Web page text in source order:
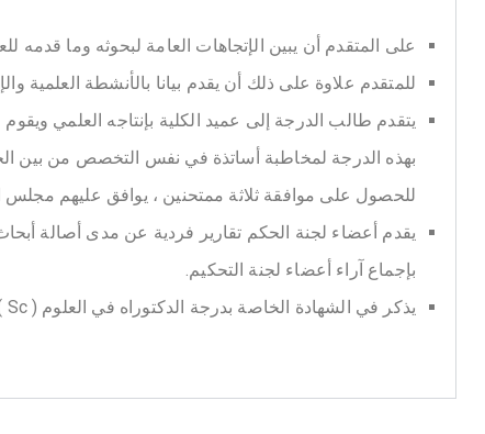
على المتقدم أن يبين الإتجاهات العامة لبحوثه وما
للمتقدم علاوة على ذلك أن يقدم بيانا بالأنشطة العلمية
يتقدم طالب الدرجة إلى عميد الكلية بإنتاجه العلمي
بهذه الدرجة لمخاطبة أساتذة في نفس التخصص من بين
للحصول على موافقة ثلاثة ممتحنين ، يوافق عليهم مجلس
يقدم أعضاء لجنة الحكم تقارير فردية عن مدى أصالة
بإجماع آراء أعضاء لجنة التحكيم.
يذكر في الشهادة الخاصة بدرجة الدكتوراه في العلوم ( Sc ) بيان ما تخصص فيه المتقدم.